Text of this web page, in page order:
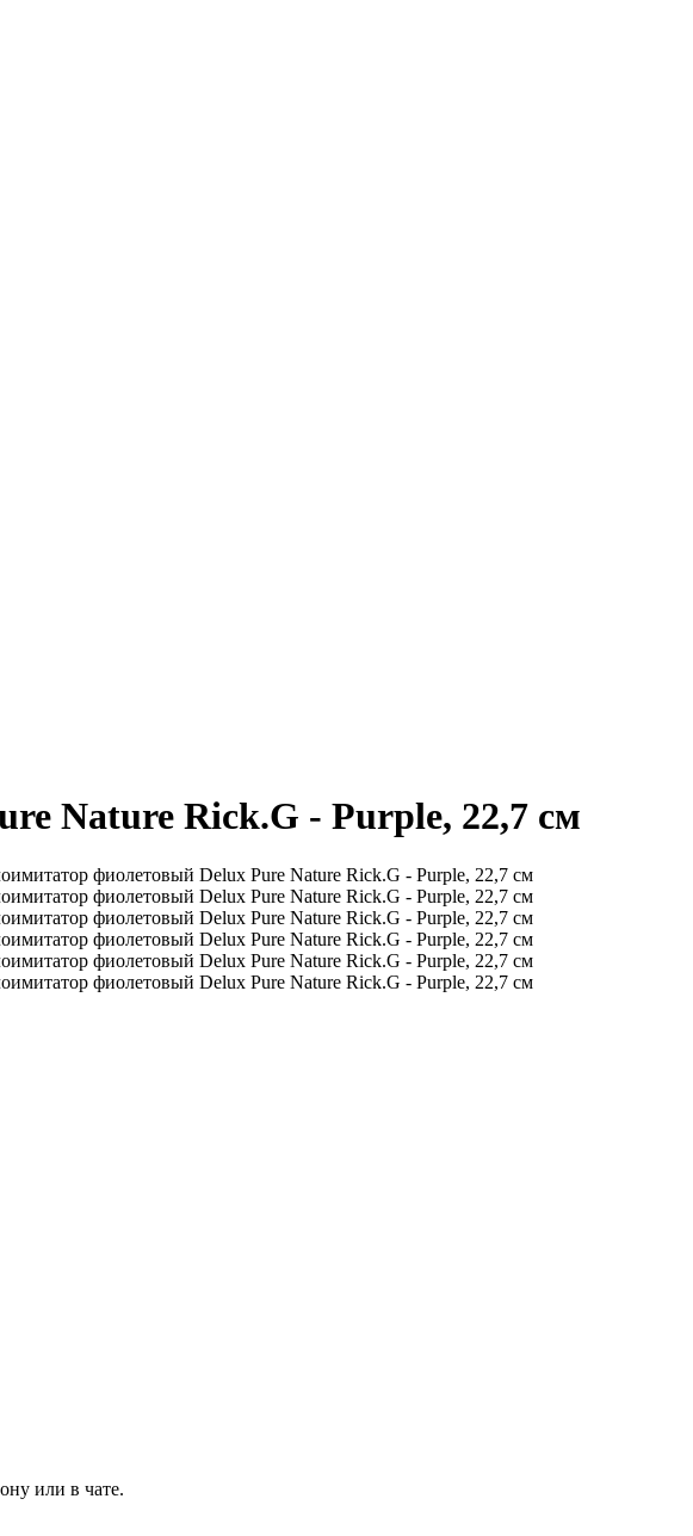
Nature Rick.G - Purple, 22,7 см
или в чате.